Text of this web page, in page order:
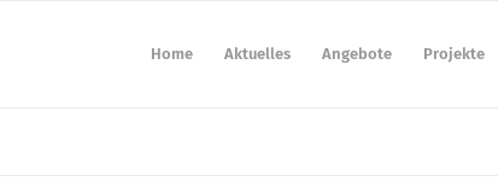
Home Aktuelles Angebote Projekte